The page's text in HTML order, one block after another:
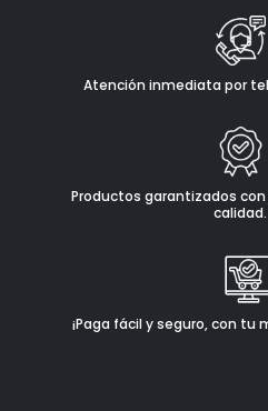
Atención inmediata por
Productos garantizados
calidad.
¡Paga fácil y seguro, con